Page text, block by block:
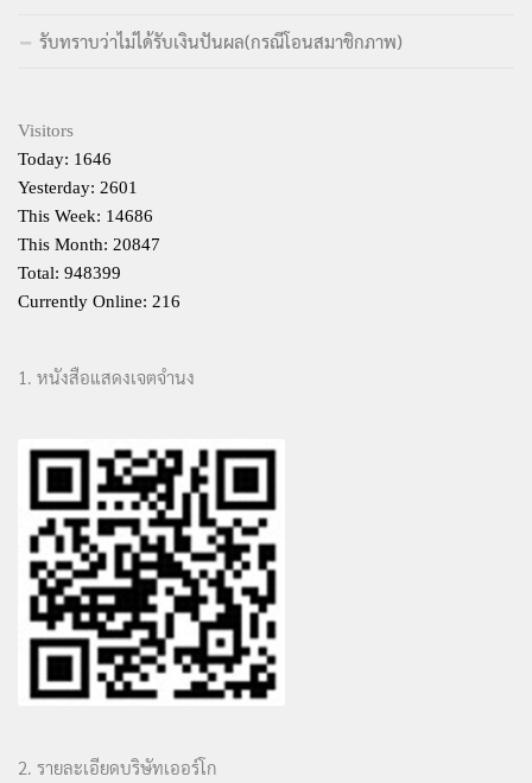
รับทราบว่าไม่ได้รับเงินปันผล(กรณีโอนสมาชิกภาพ)
Visitors
Today: 1646
Yesterday: 2601
This Week: 14686
This Month: 20847
Total: 948399
Currently Online: 216
1. หนังสือแสดงเจตจำนง
2. รายละเอียดบริษัทเออร์โก